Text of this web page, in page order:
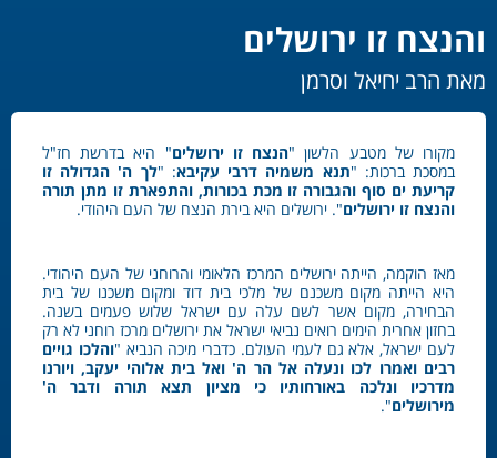
והנצח זו ירושלים
מאת הרב יחיאל וסרמן
מקורו של מטבע הלשון "הנצח זו ירושלים" היא בדרשת חז"ל
במסכת ברכות: "תנא משמיה דרבי עקיבא: "לך ה' הגדולה זו
קריעת ים סוף והגבורה זו מכת בכורות, והתפארת זו מתן תורה
והנצח זו ירושלים". ירושלים היא בירת הנצח של העם היהודי.
מאז הוקמה, הייתה ירושלים המרכז הלאומי והרוחני של העם היהודי.
היא הייתה מקום משכנם של מלכי בית דוד ומקום משכנו של בית
הבחירה, מקום אשר לשם עלה עם ישראל שלוש פעמים בשנה.
בחזון אחרית הימים רואים נביאי ישראל את ירושלים מרכז רוחני לא רק
לעם ישראל, אלא גם לעמי העולם. כדברי מיכה הנביא "והלכו גויים
רבים ואמרו לכו ונעלה אל הר ה' ואל בית אלוהי יעקב, ויורנו
מדרכיו ונלכה באורחותיו כי מציון תצא תורה ודבר ה'
מירושלים".